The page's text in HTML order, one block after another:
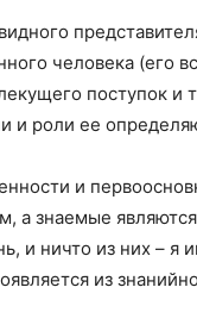
человека (его
поступок и
и роли ее
и
а знаемые
и ничто из них – я
из